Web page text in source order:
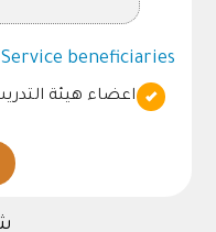
Service beneficiaries
اعضاء هيئة